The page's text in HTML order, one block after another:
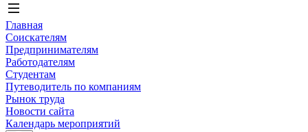
Главная
Соискателям
Предпринимателям
Работодателям
Студентам
Путеводитель по компаниям
Рынок труда
Новости сайта
Календарь мероприятий